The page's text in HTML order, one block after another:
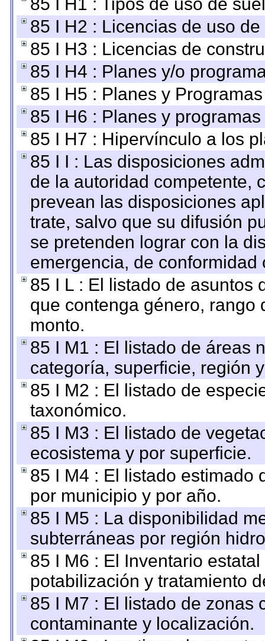
85 I H2 : Licencias de uso
85 I H3 : Licencias de
85 I H4 : Planes y/o
85 I H5 : Planes y
85 I H6 : Planes y
85 I H7 : Hipervínculo a los
85 I I : Las disposiciones
de la autoridad competente,
prevean las disposiciones
trate, salvo que su difusión
se pretenden lograr con la
emergencia, de
85 I L : El listado de asuntos
que contenga género, rango
monto.
85 I M1 : El listado de áreas
categoría, superficie, región
85 I M2 : El listado de
taxonómico.
85 I M3 : El listado de
ecosistema y por superficie.
85 I M4 : El listado estimado
por municipio y por año.
85 I M5 : La disponibilidad
subterráneas por región
85 I M6 : El Inventario
potabilización y tratamiento
85 I M7 : El listado de zonas
contaminante y localización.